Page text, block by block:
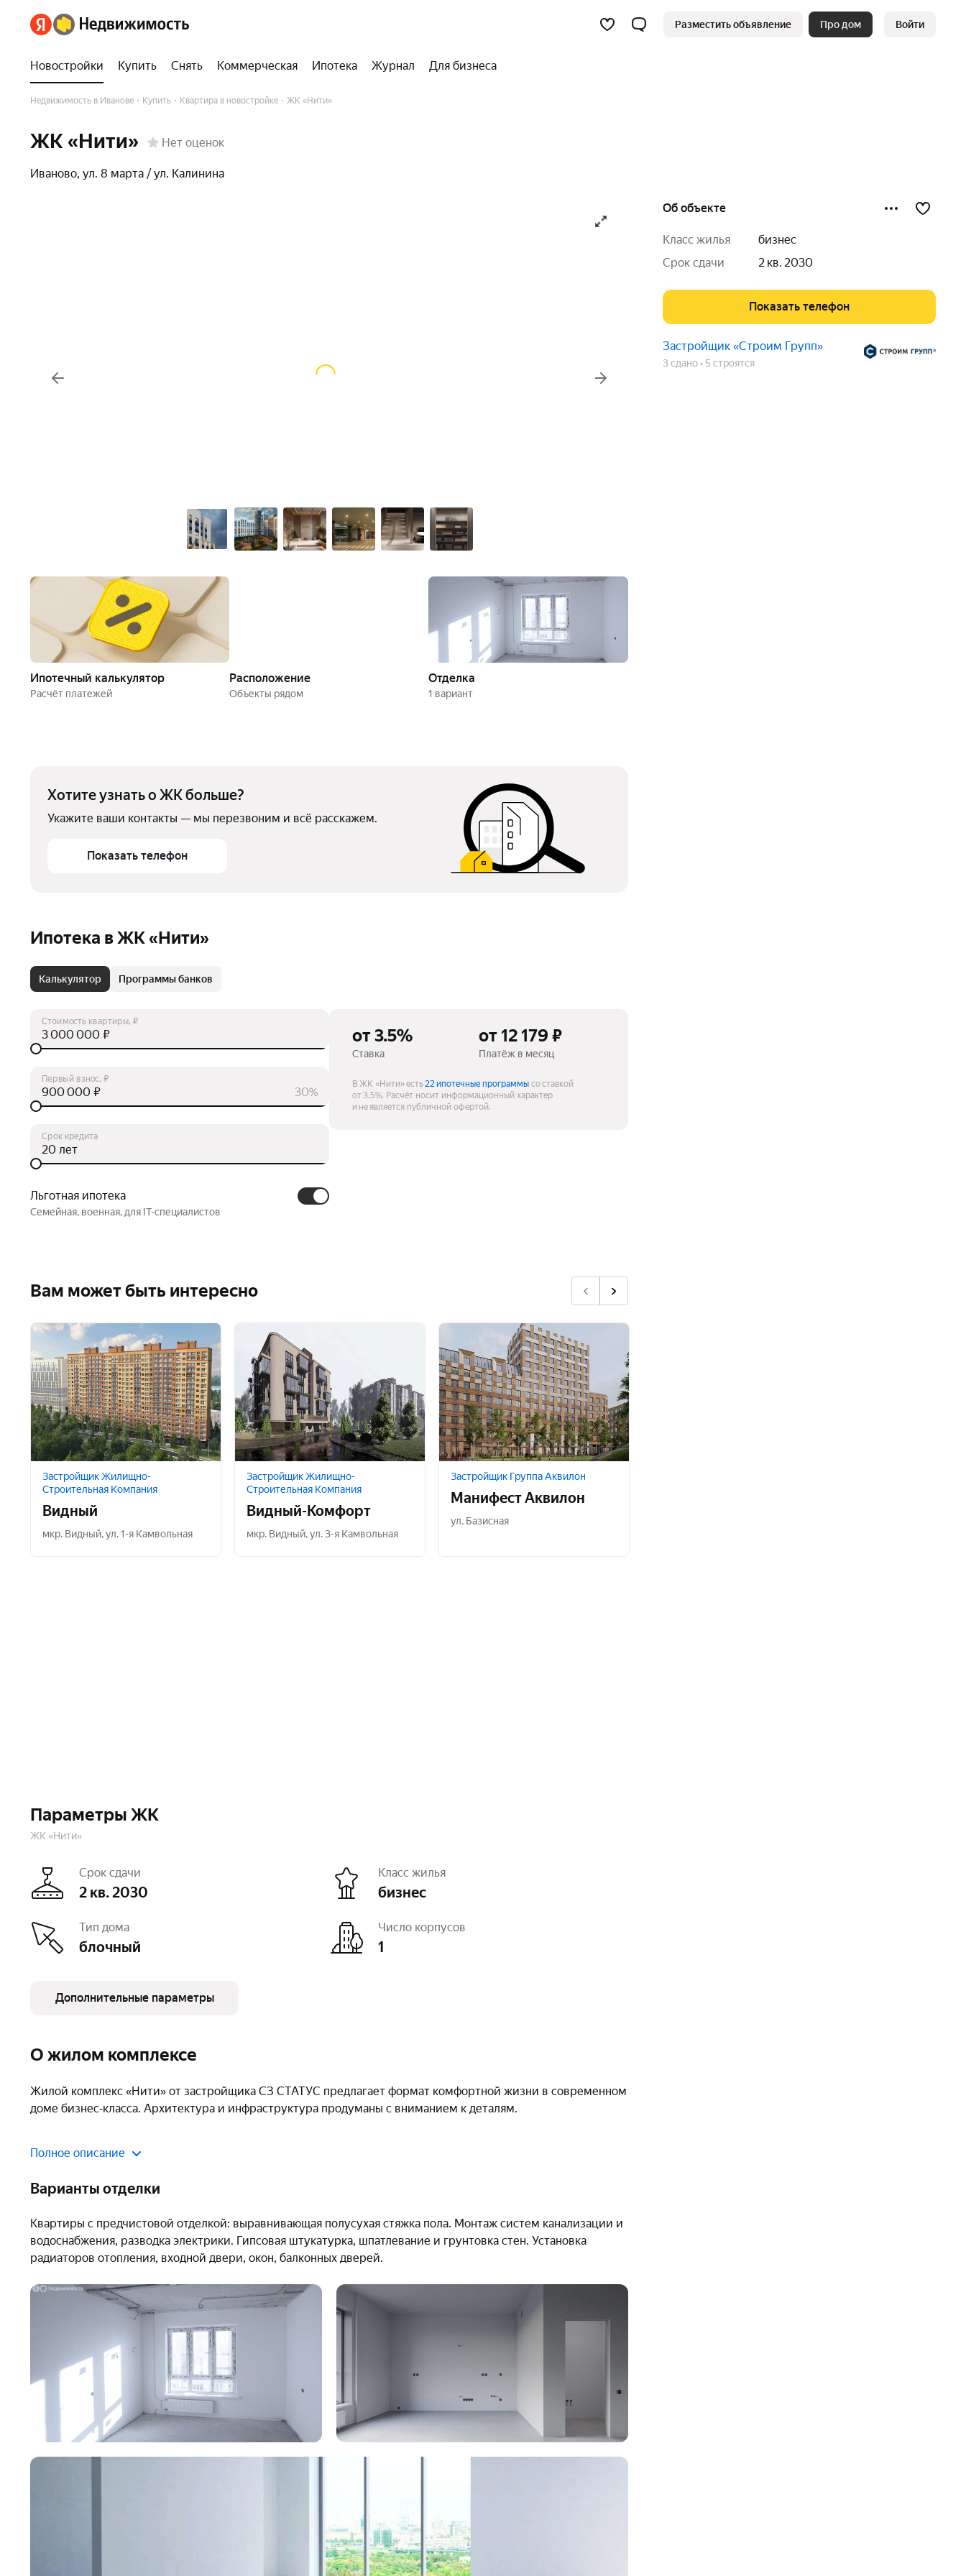
Разместить объявление Про дом Войти
Новостройки Купить Снять Коммерческая Ипотека Журнал Для бизнеса
Недвижимость в Иванове Купить Квартира в новостройке ЖК «Нити»
ЖК «Нити» Нет оценок
Иваново, ул. 8 марта / ул. Калинина
Ипотечный калькулятор
Расчёт платежей
Расположение
Объекты рядом
Отделка
1 вариант
Хотите узнать о ЖК больше?
Укажите ваши контакты — мы перезвоним и всё расскажем.
Показать телефон
Ипотека в ЖК «Нити»
Калькулятор Программы банков
Стоимость квартиры, ₽
₽
Первый взнос, ₽
30%
₽
Срок кредита
лет
Льготная ипотека
Семейная, военная, для IT-специалистов
от 3.5%
Ставка
от 12 179 ₽
Платёж в месяц
В ЖК «Нити» есть22 ипотечные программысо ставкой
от 3.5%. Расчёт носит информационный характер
и не является публичной офертой.
Вам может быть интересно
Застройщик Жилищно-
Строительная Компания
Видный
мкр. Видный,ул. 1-я Камвольная
Застройщик Жилищно-
Строительная Компания
Видный-Комфорт
мкр. Видный,ул. 3-я Камвольная
Застройщик Группа Аквилон
Манифест Аквилон
ул. Базисная
Параметры ЖК
ЖК «Нити»
Срок сдачи
2 кв. 2030
Класс жилья
бизнес
Тип дома
блочный
Число корпусов
1
Высота потолков
Тип договора
ДДУ, 214 ФЗ Очереди
1
Число квартир
272 Зона хранения велосипедов
Закрытая территория
Дополнительные параметры
О жилом комплексе
Жилой комплекс «Нити» от застройщика СЗ СТАТУС предлагает формат комфортной жизни в современном
доме бизнес‑класса. Архитектура и инфраструктура продуманы с вниманием к деталям.
просторные варианты с четырьмя и более комнатами. Дом будет иметь до 15 этажей — это позволит
среды. Сдача комплекса запланирована на второй квартал 2030 года.
Инфраструктура
паркинг решит вопрос с парковкой: даже в холодное время года находиться там будет комфортно. В
паркинге предусмотрены лифт и понятная система навигации — найти своё место не составит труда.
Доступны два формата машино‑мест: стандартный (2,5 × 5,3 м) и семейный (2,5 × 10,6 м) — последний
подойдёт владельцам двух автомобилей или тем, кто планирует семейные путешествия.
Двор станет пространством для отдыха и прогулок. Территория закрыта для посторонних и свободна от
машин — это создаёт безопасную и спокойную атмосферу. Для детей обустроены отдельные зоны: малыши
смогут играть на мягких комплексах, а школьники — активно проводить время на специальных площадках.
Безопасность обеспечена за счёт подбора покрытий с учётом возраста: используется эластичная резина и
комфортабельные номера и гостевые дома с зонами барбекю;
Полное описание
Варианты отделки
Квартиры с предчистовой отделкой: выравнивающая полусухая стяжка пола. Монтаж систем канализации и
водоснабжения, разводка электрики. Гипсовая штукатурка, шпатлевание и грунтовка стен. Установка
радиаторов отопления, входной двери, окон, балконных дверей.
Об объекте
класс жилья
бизнес
срок сдачи
2 кв. 2030
Показать телефон
Застройщик «Строим Групп»
3 сдано 5 строятся
Участники строительства